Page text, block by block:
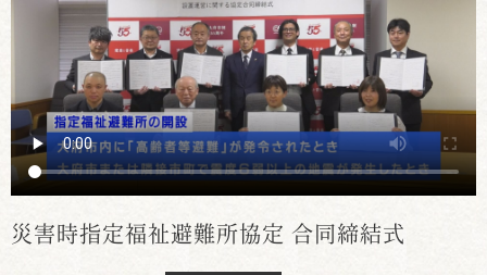
災害時指定福祉避難所協定 合同締結式